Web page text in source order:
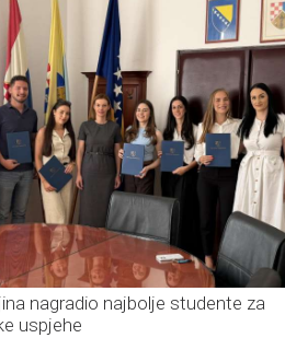
nagradio najbolje studente za
uspjehe